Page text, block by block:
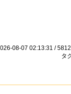
08-07 02:13:31 / 5812
タ